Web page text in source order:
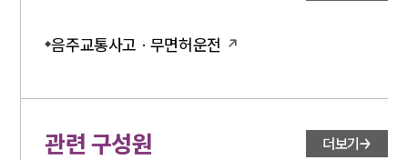
음주교통사고 · 무면허운전
관련 구성원 더보기